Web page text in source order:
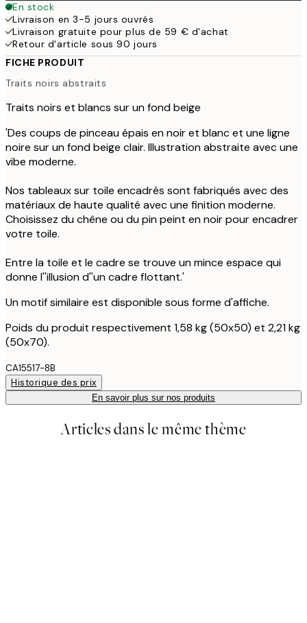
En stock
Livraison en 3-5 jours ouvrés
Livraison gratuite pour plus de 59 € d'achat
Retour d'article sous 90 jours
FICHE PRODUIT
Traits noirs abstraits
Traits noirs et blancs sur un fond beige
'Des coups de pinceau épais en noir et blanc et une ligne
noire sur un fond beige clair. Illustration abstraite avec une
vibe moderne.
Nos tableaux sur toile encadrés sont fabriqués avec des
matériaux de haute qualité avec une finition moderne.
Choisissez du chêne ou du pin peint en noir pour encadrer
votre toile.
Entre la toile et le cadre se trouve un mince espace qui
donne l''illusion d''un cadre flottant.'
Un motif similaire est disponible sous forme d'affiche.
Poids du produit respectivement 1,58 kg (50x50) et 2,21 kg
(50x70).
CA15517-8B
Historique des prix
En savoir plus sur nos produits
Articles dans le même thème